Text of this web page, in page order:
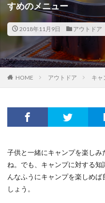
すめのメニュー
2018年11月9日 アウトドア
HOME アウトドア キャ
子供と一緒にキャンプを楽しみ
ね。でも、キャンプに対する
んなふうにキャンプを楽しめ
しょう。